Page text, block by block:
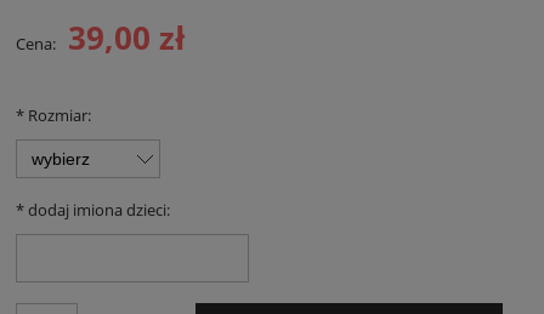
Cena: 39,00 zł
* Rozmiar:
*dodaj imiona dzieci: